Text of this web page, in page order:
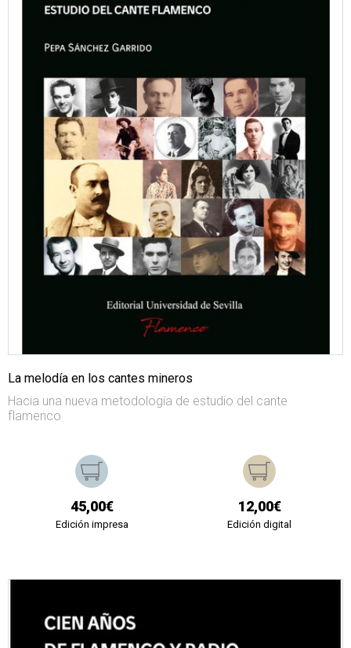
La melodía en los cantes mineros
Hacia una nueva metodología de estudio del cante
flamenco
45,00€
Edición impresa
12,00€
Edición digital